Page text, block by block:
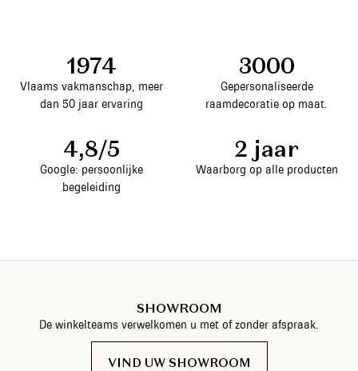
1974
Vlaams vakmanschap, meer
dan 50 jaar ervaring
3000
Gepersonaliseerde
raamdecoratie op maat.
4,8/5
Google: persoonlijke
begeleiding
2 jaar
Waarborg op alle producten
SHOWROOM
De winkelteams verwelkomen u met of zonder afspraak.
VIND UW SHOWROOM